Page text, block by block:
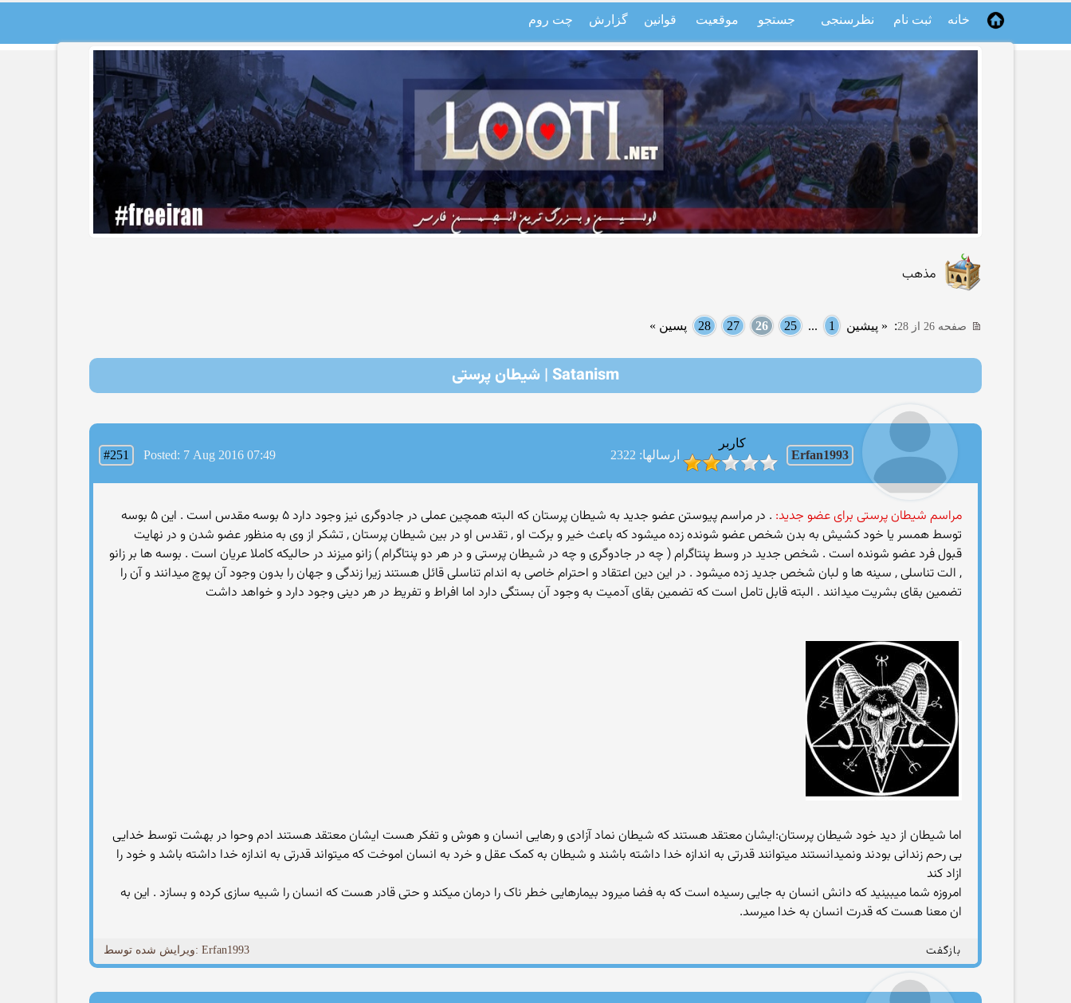
خانه ثبت نام نظرسنجی جستجو موقعیت قوانین گزارش چت روم
مذهب
صفحه 26 از 28 : « پیشین 1
...
25
26
27
28 پسین »
Satanism | شیطان پرستی
Erfan1993
کاربر
ارسالها: 2322
#251 Posted: 7 Aug 2016 07:49
مراسم شیطان پرستی برای عضو جدید:
. در مراسم پیوستن عضو جدید به شیطان پرستان که البته همچین عملی در جادوگری نیز وجود دارد ۵ بوسه مقدس است . این ۵ بوسه
توسط همسر یا خود کشیش به بدن شخص عضو شونده زده میشود که باعث خیر و برکت او , تقدس او در بین شیطان پرستان , تشکر از وی به منظور عضو شدن و در نهایت
قبول فرد عضو شونده است . شخص جدید در وسط پنتاگرام ( چه در جادوگری و چه در شیطان پرستی و در هر دو پنتاگرام ) زانو میزند در حالیکه کاملا عریان است . بوسه ها بر زانو
, الت تناسلی , سینه ها و لبان شخص جدید زده میشود . در این دین اعتقاد و احترام خاصی به اندام تناسلی قائل هستند زیرا زندگی و جهان را بدون وجود آن پوچ میدانند و آن را
تضمین بقای بشریت میدانند . البته قابل تامل است که تضمین بقای آدمیت به وجود آن بستگی دارد اما افراط و تفریط در هر دینی وجود دارد و خواهد داشت
اما شیطان از دید خود شیطان پرستان:ایشان معتقد هستند که شیطان نماد آزادی و رهایی انسان و هوش و تفکر هست ایشان معتقد هستند ادم وحوا در بهشت توسط خدایی
بی رحم زندانی بودند ونمیدانستند میتوانند قدرتی به اندازه خدا داشته باشند و شیطان به کمک عقل و خرد به انسان اموخت که میتواند قدرتی به اندازه خدا داشته باشد و خود را
ازاد کند
امروزه شما میبینید که دانش انسان به جایی رسیده است که به فضا میرود بیمارهایی خطر ناک را درمان میکند و حتی قادر هست که انسان را شبیه سازی کرده و بسازد . این به
ان معنا هست که قدرت انسان به خدا میرسد.
بازگفت ویرایش شده توسط: Erfan1993